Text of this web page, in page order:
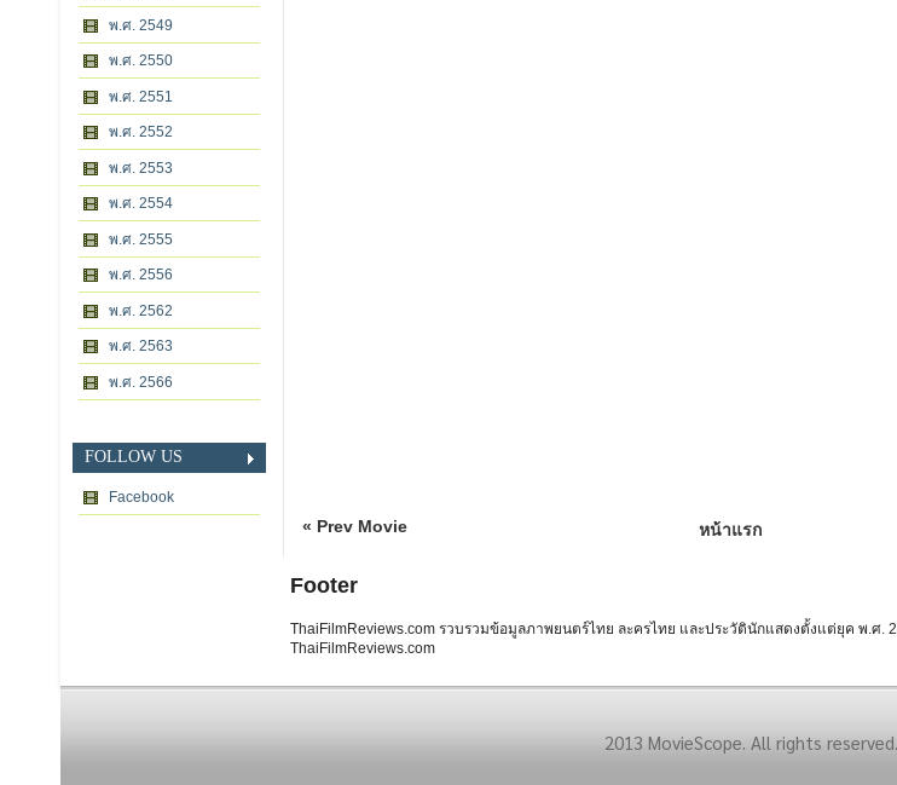
พ.ศ. 2549
พ.ศ. 2550
พ.ศ. 2551
พ.ศ. 2552
พ.ศ. 2553
พ.ศ. 2554
พ.ศ. 2555
พ.ศ. 2556
พ.ศ. 2562
พ.ศ. 2563
พ.ศ. 2566
FOLLOW US
Facebook
« Prev Movie หน้าแรก
Footer
ThaiFilmReviews.com รวบรวมข้อมูลภาพยนตร์ไทย ละครไทย และประวัตินักแสดงตั้งแต่ยุค พ.ศ.
ThaiFilmReviews.com
2013 MovieScope. All rights